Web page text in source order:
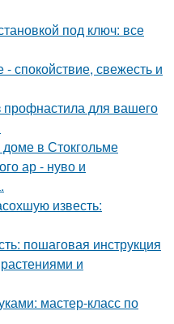
под ключ: все
спокойствие, свежесть и
для вашего
в Стокгольме
ар - нуво и
известь:
пошаговая инструкция
и
мастер-класс по